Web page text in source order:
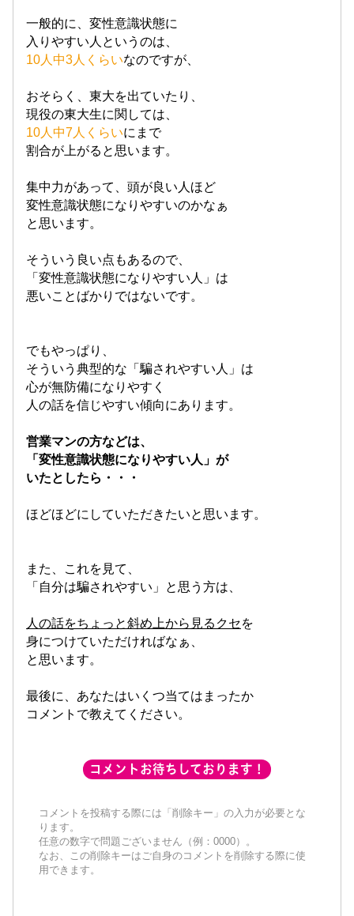
一般的に、変性意識状態に
入りやすい人というのは、
10人中3人くらいなのですが、
おそらく、東大を出ていたり、
現役の東大生に関しては、
10人中7人くらいにまで
割合が上がると思います。
集中力があって、頭が良い人ほど
変性意識状態になりやすいのかなぁ
と思います。
そういう良い点もあるので、
「変性意識状態になりやすい人」は
悪いことばかりではないです。
でもやっぱり、
そういう典型的な「騙されやすい人」は
心が無防備になりやすく
人の話を信じやすい傾向にあります。
営業マンの方などは、
「変性意識状態になりやすい人」が
いたとしたら・・・
ほどほどにしていただきたいと思います。
また、これを見て、
「自分は騙されやすい」と思う方は、
人の話をちょっと斜め上から見るクセを
身につけていただければなぁ、
と思います。
最後に、あなたはいくつ当てはまったか
コメントで教えてください。
コメントお待ちしております！
コメントを投稿する際には「削除キー」の入力が必要とな
ります。
任意の数字で問題ございません（例：0000）。
なお、この削除キーはご自身のコメントを削除する際に使
用できます。